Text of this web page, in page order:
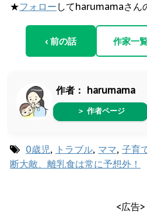
★フォロー してharumamaさん
‹ 前の話 作家一
作者： harumama
＞ 作者ページ
0歳児, トラブル, ママ, 子育
断大敵、離乳食は常に予想外！
<広告>